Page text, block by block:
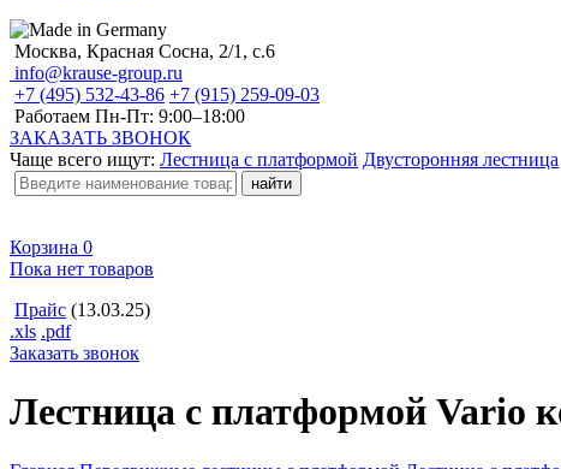
Москва, Красная Сосна, 2/1, с.6
info@krause-group.ru
+7 (495) 532-43-86 +7 (915) 259-09-03
Работаем Пн-Пт: 9:00–18:00
ЗАКАЗАТЬ ЗВОНОК
Чаще всего ищут: Лестница с платформой Двусторонняя лестница
Корзина 0
Пока нет товаров
Прайс (13.03.25)
.xls .pdf
Заказать звонок
Лестница с платформой Vario